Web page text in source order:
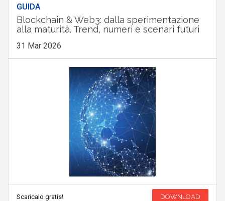
GUIDA
Blockchain & Web3: dalla sperimentazione
alla maturità. Trend, numeri e scenari futuri
31 Mar 2026
Scaricalo gratis! DOWNLOAD